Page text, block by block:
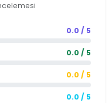
0.0 / 5
0.0 / 5
0.0 / 5
0.0 / 5